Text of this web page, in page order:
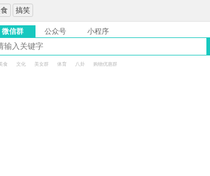
搞笑
微信群 公众号 小程序
食 文化 美女群 体育 八卦 购物优惠群